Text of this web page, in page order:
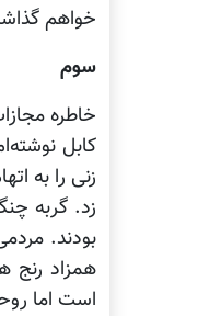
خواهم
سوم
خاطره
کابل
زنی را به
زد. گربه
بودند.
همزاد
است اما